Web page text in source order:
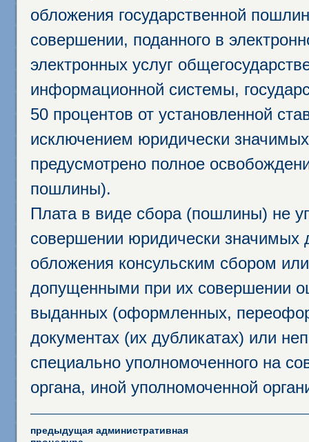
обложения государственной
совершении, поданного в
электронных услуг
информационной системы,
50 процентов от установленной
исключением юридически
предусмотрено полное
пошлины).
Плата в виде сбора (пошлины) не
совершении юридически
обложения консульским сбором
допущенными при их совершении
выданных (оформленных,
документах (их дубликатах) или
специально уполномоченного на
органа, иной уполномоченной
предыдущая административная